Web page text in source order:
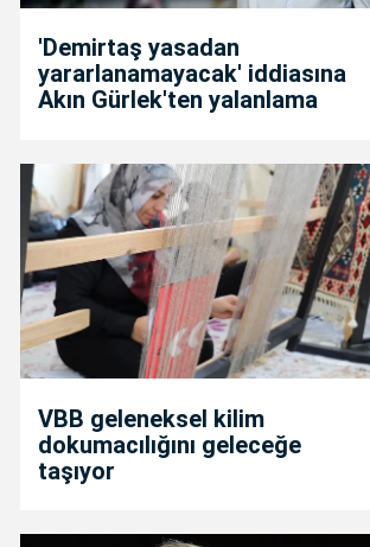
'Demirtaş yasadan
yararlanamayacak' iddiasına
Akın Gürlek'ten yalanlama
VBB geleneksel kilim
dokumacılığını geleceğe
taşıyor